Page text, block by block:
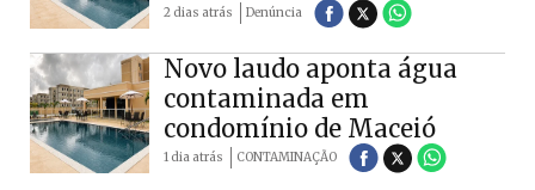
2 dias atrás Denúncia
Novo laudo aponta água
contaminada em
condomínio de Maceió
1 dia atrás CONTAMINAÇÃO